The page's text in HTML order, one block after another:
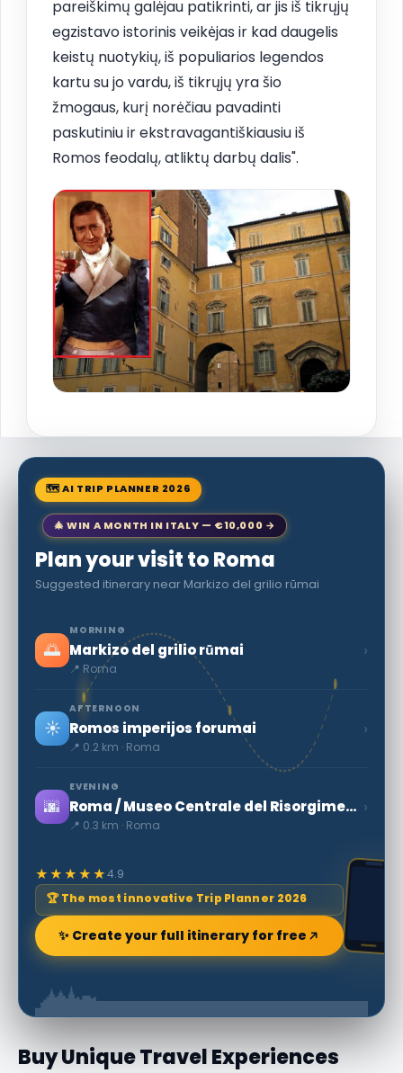
pareiškimų galėjau patikrinti, ar jis iš tikrųjų
egzistavo istorinis veikėjas ir kad daugelis
keistų nuotykių, iš populiarios legendos
kartu su jo vardu, iš tikrųjų yra šio
žmogaus, kurį norėčiau pavadinti
paskutiniu ir ekstravagantiškiausiu iš
Romos feodalų, atliktų darbų dalis".
🗺 AI TRIP PLANNER 2026
🎄 WIN A MONTH IN ITALY — €10,000 →
Plan your visit to Roma
Suggested itinerary near Markizo del grilio rūmai
🌅
MORNING
Markizo del grilio rūmai
📍 Roma
›
☀️
AFTERNOON
Romos imperijos forumai
📍 0.2 km · Roma
›
🌆
EVENING
Roma / Museo Centrale del Risorgimento
📍 0.3 km · Roma
›
★★★★★4.9
🏆 The most innovative Trip Planner 2026
✨ Create your full itinerary for free
Buy Unique Travel Experiences